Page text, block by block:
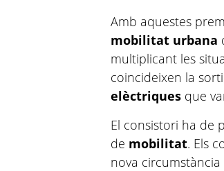
Amb aquestes
mobilitat urbana
multiplicant les
coincideixen la
elèctriques que
El consistori ha de
de mobilitat. Els
nova